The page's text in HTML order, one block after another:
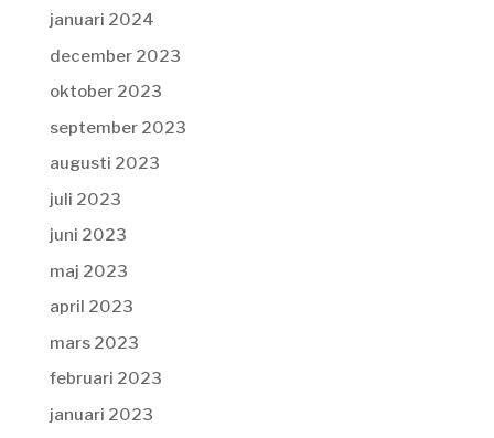
januari 2024
december 2023
oktober 2023
september 2023
augusti 2023
juli 2023
juni 2023
maj 2023
april 2023
mars 2023
februari 2023
januari 2023